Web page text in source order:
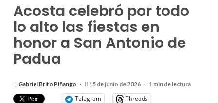
Acosta celebró por todo
lo alto las fiestas en
honor a San Antonio de
Padua
Gabriel Brito Piñango 15 de junio de 2026 1 min de lectura
Telegram
Threads